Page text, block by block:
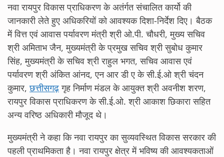
नवा रायपुर विकास प्राधिकरण के अतंर्गत संचालित कार्यो की
जानकारी लेते हुए अधिकरियों को आवश्यक दिशा-निर्देश दिए। बैठक
में वित्त एवं आवास पर्यावरण मंत्री श्री ओ.पी. चौधरी, मुख्य सचिव
श्री अमिताभ जैन, मुख्यमंत्री के प्रमुख सचिव श्री सुबोध कुमार
सिंह, मुख्यमंत्री के सचिव श्री राहुल भगत, सचिव आवास एवं
पर्यावरण श्री अंकित आंनद, एन आर डी ए के सी.ई.ओ श्री चंदन
कुमार,छत्तीसगढ़गृह निर्माण मंडल के आयुक्त श्री अवनीश शरण,
रायपुर विकास प्राधिकरण के सी.ई.ओ. श्री आकाश छिकारा सहित
अन्य वरिष्ठ अधिकारी मौजूद थे।
मुख्यमंत्री ने कहा कि नवा रायपुर का सुव्यवस्थित विकास सरकार की
पहली प्राथमिकता है। नवा रायपुर क्षेत्र में भविष्य की आवश्यकताओं